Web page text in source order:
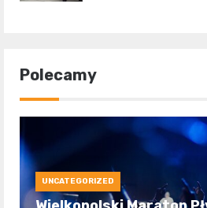
Polecamy
UNCATEGORIZED